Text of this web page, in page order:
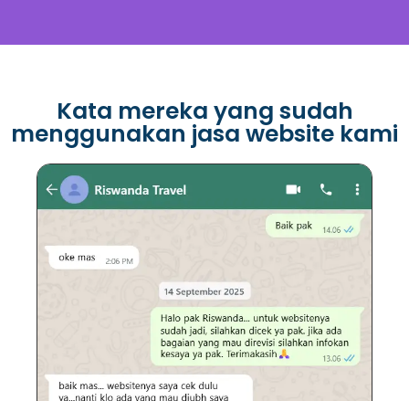
Kata mereka yang sudah
menggunakan jasa website kami